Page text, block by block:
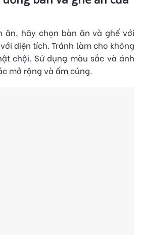
ăn, hãy chọn bàn ăn và ghế với
diện tích. Tránh làm cho không
chội. Sử dụng màu sắc và ánh
mở rộng và ấm cúng.